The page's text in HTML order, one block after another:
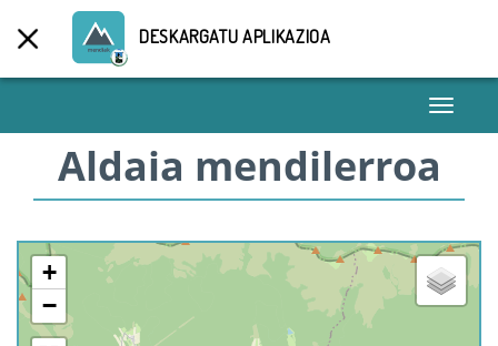
DESKARGATU APLIKAZIOA
Toggle
Aldaia mendilerroa
+
−